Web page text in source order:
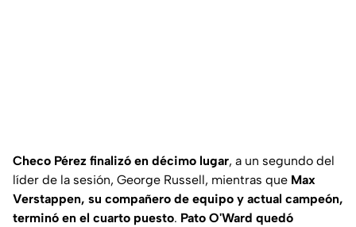
Checo Pérez finalizó en décimo lugar, a un segundo del
líder de la sesión, George Russell, mientras que Max
Verstappen, su compañero de equipo y actual campeón,
terminó en el cuarto puesto. Pato O'Ward quedó